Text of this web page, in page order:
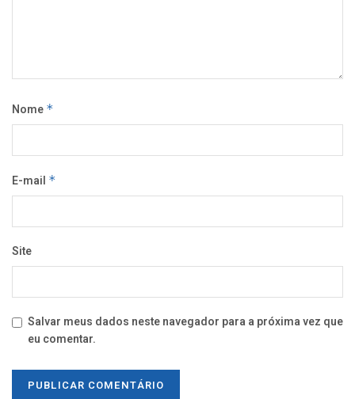
Nome *
E-mail *
Site
Salvar meus dados neste navegador para a próxima vez que
eu comentar.